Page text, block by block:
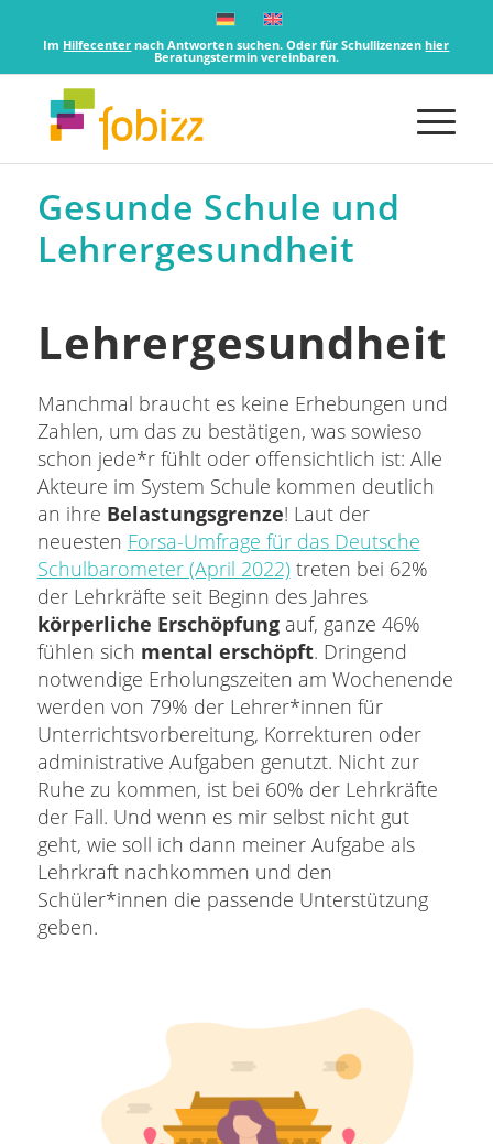
Im Hilfecenter nach Antworten suchen. Oder für Schullizenzenhier
Beratungstermin vereinbaren.
Gesunde Schule und
Lehrergesundheit
Lehrergesundheit
Manchmal braucht es keine Erhebungen und
Zahlen, um das zu bestätigen, was sowieso
schon jede*r fühlt oder offensichtlich ist: Alle
Akteure im System Schule kommen deutlich
an ihre Belastungsgrenze! Laut der
neuesten Forsa-Umfrage für das Deutsche
Schulbarometer (April 2022)treten bei 62%
der Lehrkräfte seit Beginn des Jahres
körperliche Erschöpfungauf, ganze 46%
fühlen sich mental erschöpft. Dringend
notwendige Erholungszeiten am Wochenende
werden von 79% der Lehrer*innen für
Unterrichtsvorbereitung, Korrekturen oder
administrative Aufgaben genutzt. Nicht zur
Ruhe zu kommen, ist bei 60% der Lehrkräfte
der Fall. Und wenn es mir selbst nicht gut
geht, wie soll ich dann meiner Aufgabe als
Lehrkraft nachkommen und den
Schüler*innen die passende Unterstützung
geben.